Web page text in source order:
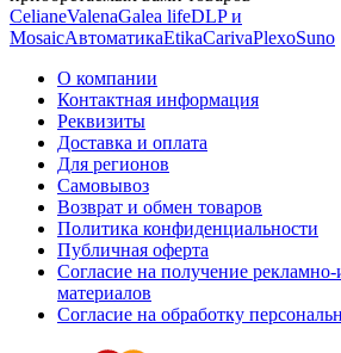
CelianeValenaGalea lifeDLP и
MosaicАвтоматикаEtikaCarivaPlexoSuno
О компании
Контактная информация
Реквизиты
Доставка и оплата
Для регионов
Самовывоз
Возврат и обмен товаров
Политика конфиденциальности
Публичная оферта
Согласие на получение
материалов
Согласие на обработку